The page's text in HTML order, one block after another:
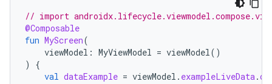
// import
@Composable
fun MyScreen(
viewModel : MyViewModel = viewModel()
)
{
val dataExample = viewModel . exampleLiveData.